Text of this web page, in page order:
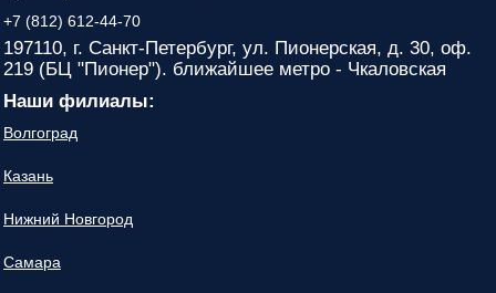
+7 (812) 612-44-70
197110, г. Санкт-Петербург, ул. Пионерская, д. 30, оф.
219 (БЦ "Пионер"). ближайшее метро - Чкаловская
Наши филиалы:
Волгоград
Казань
Нижний Новгород
Самара